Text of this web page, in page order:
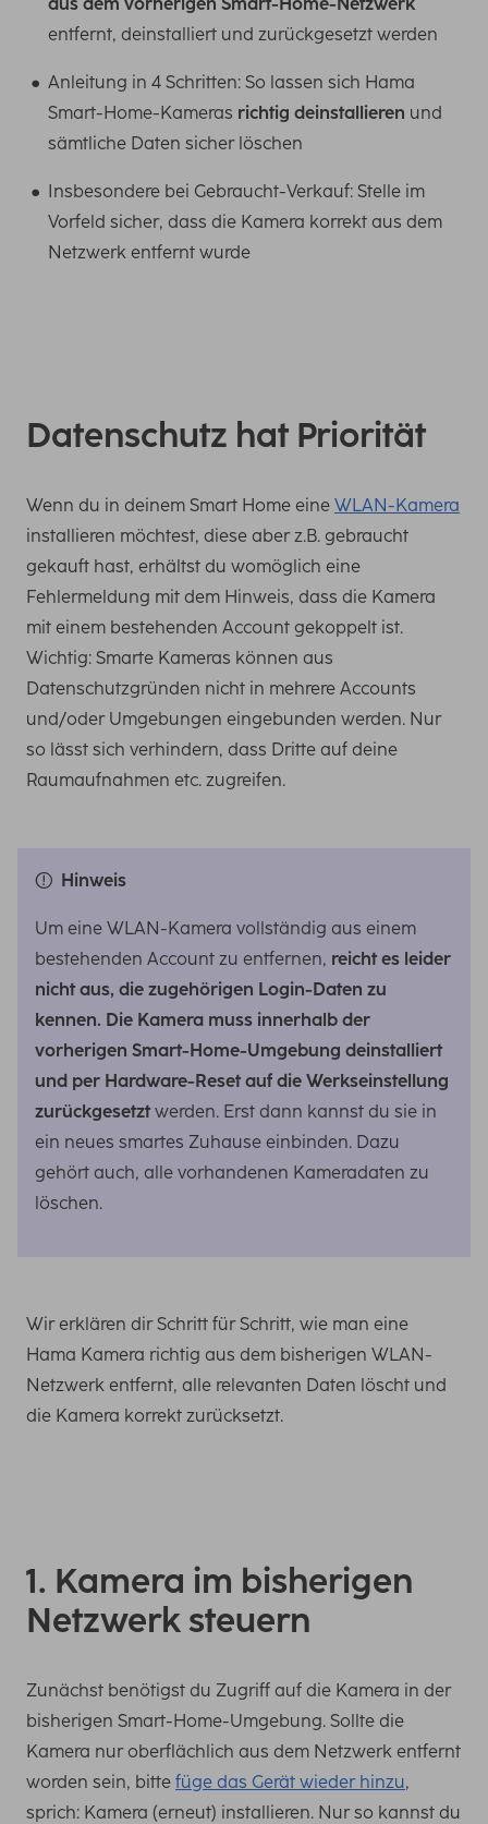
entfernt, deinstalliert und zurückgesetzt werden
Anleitung in 4 Schritten: So lassen sich Hama
Smart-Home-Kameras richtig deinstallieren und
sämtliche Daten sicher löschen
Insbesondere bei Gebraucht-Verkauf: Stelle im
Vorfeld sicher, dass die Kamera korrekt aus dem
Netzwerk entfernt wurde
Datenschutz hat Priorität
Wenn du in deinem Smart Home eine WLAN-Kamera
installieren möchtest, diese aber z.B. gebraucht
gekauft hast, erhältst du womöglich eine
Fehlermeldung mit dem Hinweis, dass die Kamera
mit einem bestehenden Account gekoppelt ist.
Wichtig: Smarte Kameras können aus
Datenschutzgründen nicht in mehrere Accounts
und/oder Umgebungen eingebunden werden. Nur
so lässt sich verhindern, dass Dritte auf deine
Raumaufnahmen etc. zugreifen.
Hinweis
Um eine WLAN-Kamera vollständig aus einem
bestehenden Account zu entfernen, reicht es leider
nicht aus, die zugehörigen Login-Daten zu
kennen. Die Kamera muss innerhalb der
vorherigen Smart-Home-Umgebung deinstalliert
und per Hardware-Reset auf die Werkseinstellung
zurückgesetztwerden. Erst dann kannst du sie in
ein neues smartes Zuhause einbinden. Dazu
gehört auch, alle vorhandenen Kameradaten zu
löschen.
Wir erklären dir Schritt für Schritt, wie man eine
Hama Kamera richtig aus dem bisherigen WLAN-
Netzwerk entfernt, alle relevanten Daten löscht und
die Kamera korrekt zurücksetzt.
1. Kamera im bisherigen
Netzwerk steuern
Zunächst benötigst du Zugriff auf die Kamera in der
bisherigen Smart-Home-Umgebung. Sollte die
Kamera nur oberflächlich aus dem Netzwerk entfernt
worden sein, bitte füge das Gerät wieder hinzu,
sprich: Kamera (erneut) installieren. Nur so kannst du